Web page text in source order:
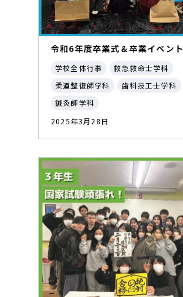
令和6年度卒業式＆卒業イベント
学校全体行事
救急救命士学科
柔道整復師学科
歯科技工士学科
鍼灸師学科
2025年3月28日